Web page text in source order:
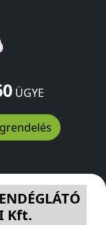
ÜGYE
Kft.
Kft.